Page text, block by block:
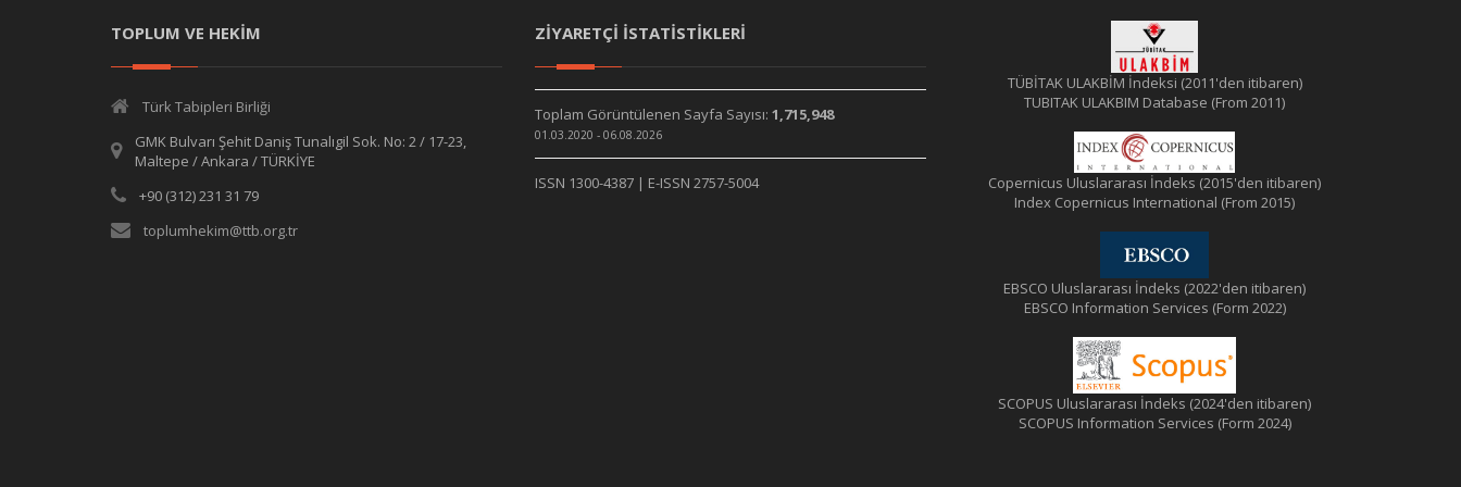
TOPLUM VE HEKİM
Türk Tabipleri Birliği
GMK Bulvarı Şehit Daniş Tunalıgil Sok. No: 2 / 17-23,
Maltepe / Ankara / TÜRKİYE
+90 (312) 231 31 79
toplumhekim@ttb.org.tr
ZİYARETÇİ İSTATİSTİKLERİ
Toplam Görüntülenen Sayfa Sayısı: 1,715,948
01.03.2020 - 06.08.2026
ISSN 1300-4387 | E-ISSN 2757-5004
TÜBİTAK ULAKBİM İndeksi (2011'den itibaren)
TUBITAK ULAKBIM Database (From 2011)
Copernicus Uluslararası İndeks (2015'den itibaren)
Index Copernicus International (From 2015)
EBSCO Uluslararası İndeks (2022'den itibaren)
EBSCO Information Services (Form 2022)
SCOPUS Uluslararası İndeks (2024'den itibaren)
SCOPUS Information Services (Form 2024)